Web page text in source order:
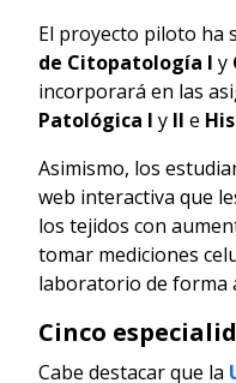
El proyecto piloto ha
de Citopatología I y
incorporará en las
Patológica I y II e
Asimismo, los
web interactiva que
los tejidos con
tomar mediciones
laboratorio de forma
Cinco
Cabe destacar que la